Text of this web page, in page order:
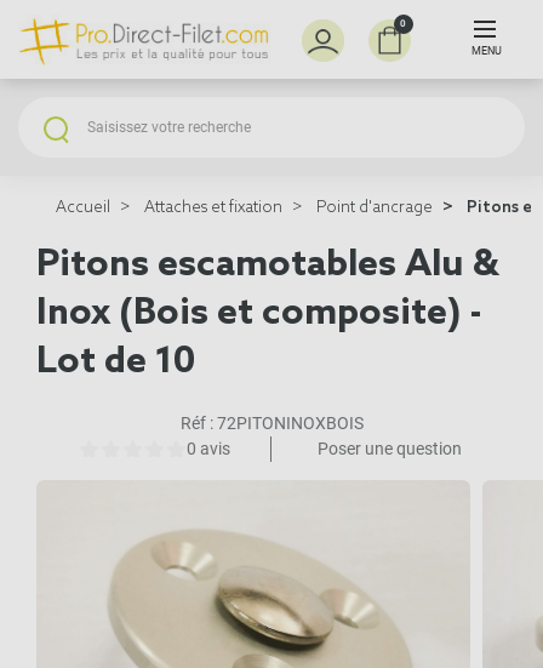
0
MENU
Accueil Attaches et fixation Point d'ancrage Pitons
Pitons escamotables Alu &
Inox (Bois et composite) -
Lot de 10
Réf :72PITONINOXBOIS
0 avis
Poser une question